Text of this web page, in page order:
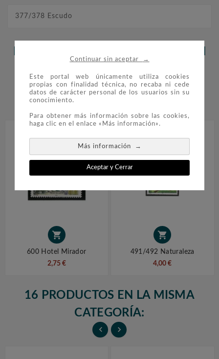
Continuar sin aceptar →
Este portal web únicamente utiliza cookies
propias con finalidad técnica, no recaba ni cede
datos de carácter personal de los usuarios sin su
conocimiento.
Para obtener más información sobre las cookies,
haga clic en el enlace «Más información».
Más información →
Aceptar y Cerrar
377/378 Escudo
COMPRARON:

600 Hotel Mirador
2,75 €

491/492 Naturaleza
4,00 €
16 PRODUCTOS EN LA MISMA
CATEGORÍA:
 